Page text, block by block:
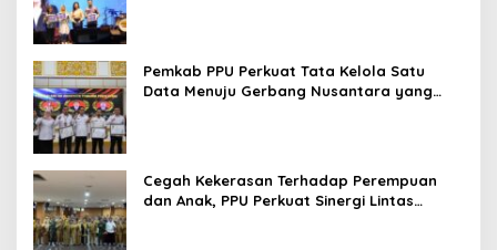
Pemkab PPU Perkuat Tata Kelola Satu
Data Menuju Gerbang Nusantara yang
Cegah Kekerasan Terhadap Perempuan
dan Anak, PPU Perkuat Sinergi Lintas